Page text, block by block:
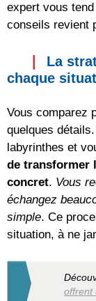
expert vous
conseils revient
La
chaque
Vous comparez
quelques
labyrinthes et
de transformer
concret. Vous
échangez
simple. Ce
situation, à ne
offrent